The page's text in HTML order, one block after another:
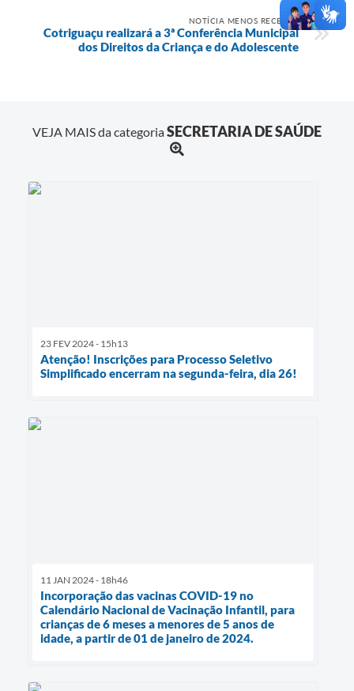
NOTÍCIA MENOS RECENTE
Cotriguaçu realizará a 3ª Conferência Municipal
dos Direitos da Criança e do Adolescente
VEJA MAIS da categoriaSECRETARIA DE SAÚDE
23 FEV 2024 - 15h13
Atenção! Inscrições para Processo Seletivo
Simplificado encerram na segunda-feira, dia 26!
11 JAN 2024 - 18h46
Incorporação das vacinas COVID-19 no
Calendário Nacional de Vacinação Infantil, para
crianças de 6 meses a menores de 5 anos de
idade, a partir de 01 de janeiro de 2024.